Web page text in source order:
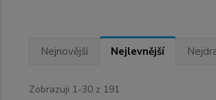
Nejnovější Nejlevnější
Zobrazuji 1-30 z 191